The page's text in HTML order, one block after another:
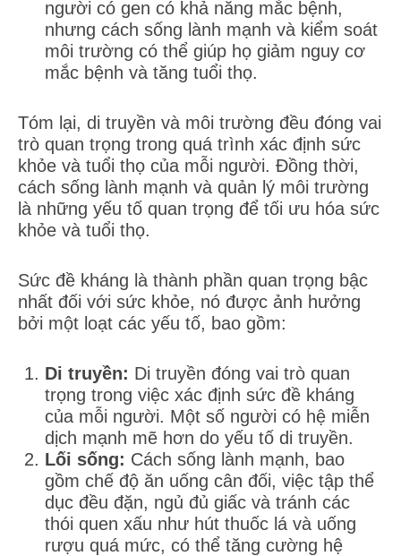
người có gen có khả năng mắc bệnh,
nhưng cách sống lành mạnh và kiểm soát
môi trường có thể giúp họ giảm nguy cơ
mắc bệnh và tăng tuổi thọ.
Tóm lại, di truyền và môi trường đều đóng vai
trò quan trọng trong quá trình xác định sức
khỏe và tuổi thọ của mỗi người. Đồng thời,
cách sống lành mạnh và quản lý môi trường
là những yếu tố quan trọng để tối ưu hóa sức
khỏe và tuổi thọ.
Sức đề kháng là thành phần quan trọng bậc
nhất đối với sức khỏe, nó được ảnh hưởng
bởi một loạt các yếu tố, bao gồm:
Di truyền: Di truyền đóng vai trò quan
trọng trong việc xác định sức đề kháng
của mỗi người. Một số người có hệ miễn
dịch mạnh mẽ hơn do yếu tố di truyền.
Lối sống: Cách sống lành mạnh, bao
gồm chế độ ăn uống cân đối, việc tập thể
dục đều đặn, ngủ đủ giấc và tránh các
thói quen xấu như hút thuốc lá và uống
rượu quá mức, có thể tăng cường hệ